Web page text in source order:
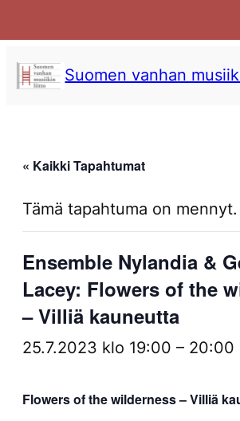
Suomen vanhan
« Kaikki Tapahtumat
Tämä tapahtuma on mennyt.
Ensemble Nylandia &
Lacey: Flowers of the
– Villiä kauneutta
25.7.2023 klo 19:00 – 20:00
Flowers of the wilderness – Villiä